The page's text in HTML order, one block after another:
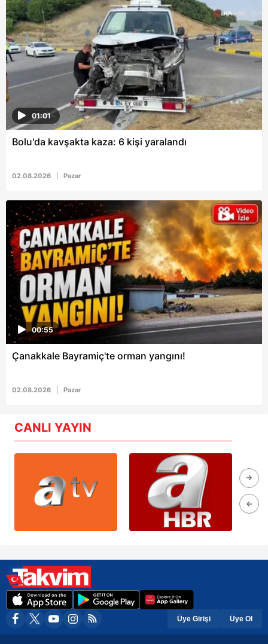
01:01
Bolu'da kavşakta kaza: 6 kişi yaralandı
02.08.2026 Pazar
00:55
Çanakkale Bayramiç'te orman yangını!
02.08.2026 Pazar
CANLI YAYIN
Üye Girişi Üye Ol